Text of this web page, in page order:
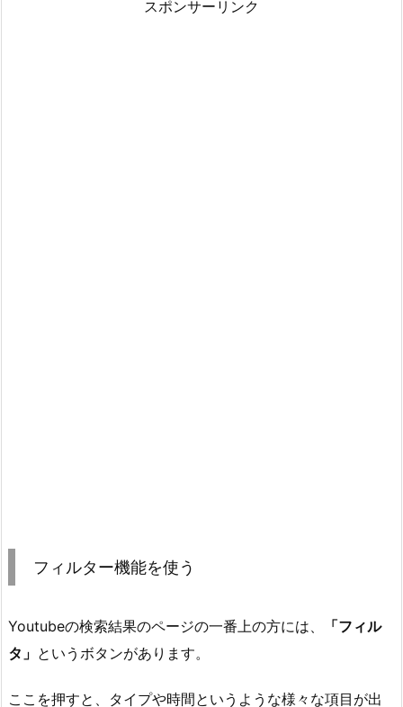
スポンサーリンク
フィルター機能を使う
Youtubeの検索結果のページの一番上の方には、
「フィル
タ」 というボタンがあります。
ここを押すと、タイプや時間というような様々な項目が出